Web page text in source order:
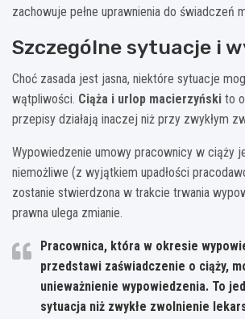
zachowuje pełne uprawnienia do świadczeń
Szczególne sytuacje i
Choć zasada jest jasna, niektóre sytuacje
wątpliwości. Ciąża i urlop macierzyński to
przepisy działają inaczej niż przy zwykłym
Wypowiedzenie umowy pracownicy w ciąży
niemożliwe (z wyjątkiem upadłości
zostanie stwierdzona w trakcie trwania
prawna ulega zmianie.
Pracownica, która w okresie
przedstawi zaświadczenie o ciąży,
unieważnienie wypowiedzenia. To
sytuacja niż zwykłe zwolnienie